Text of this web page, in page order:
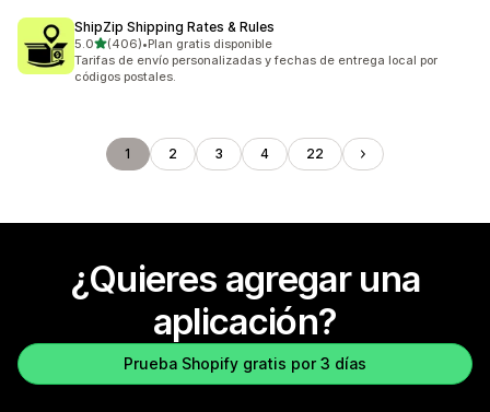
ShipZip Shipping Rates & Rules
5.0de 5 estrellas
(406)
406 reseñas en total
•Plan gratis disponible
Tarifas de envío personalizadas y fechas de entrega local por
códigos postales.
1 2 3 4 22
¿Quieres agregar una
aplicación?
Prueba Shopify gratis por 3 días